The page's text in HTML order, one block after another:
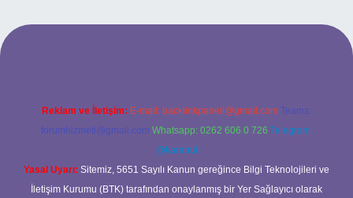
opera bet giriş
Reklam ve İletişim: E-mail: backlinkpaneli@gmail.com Teams:
forumhizmeti@gmail.com Whatsapp: 0262 606 0 726 Telegram:
@karabul
Yasal Uyarı: Sitemiz, 5651 Sayılı Kanun gereğince Bilgi Teknolojileri ve
İletişim Kurumu (BTK) tarafından onaylanmış bir Yer Sağlayıcı olarak